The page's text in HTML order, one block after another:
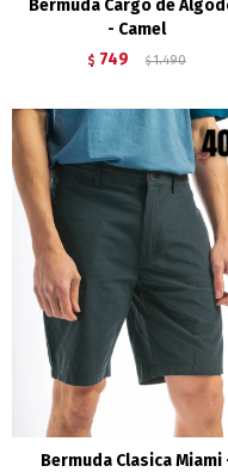
Bermuda Cargo de
- Camel
$ 749 $ 1.490
Bermuda Clasica Miami